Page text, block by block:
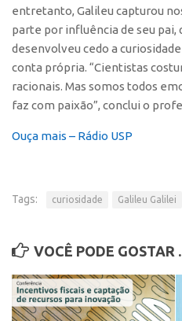
Portal do Inventor
Inteligência Competitiva
Editais
CPEs
PRPI/USP
InovaUSP
Comunicação
entretanto, Galileu capturou
parte por influência de seu pai,
desenvolveu cedo a
conta própria. “Cientistas
racionais. Mas somos todos
faz com paixão”, conclui o
Ouça mais – Rádio USP
Tags: curiosidade Galileu Galilei
VOCÊ PODE GOSTAR